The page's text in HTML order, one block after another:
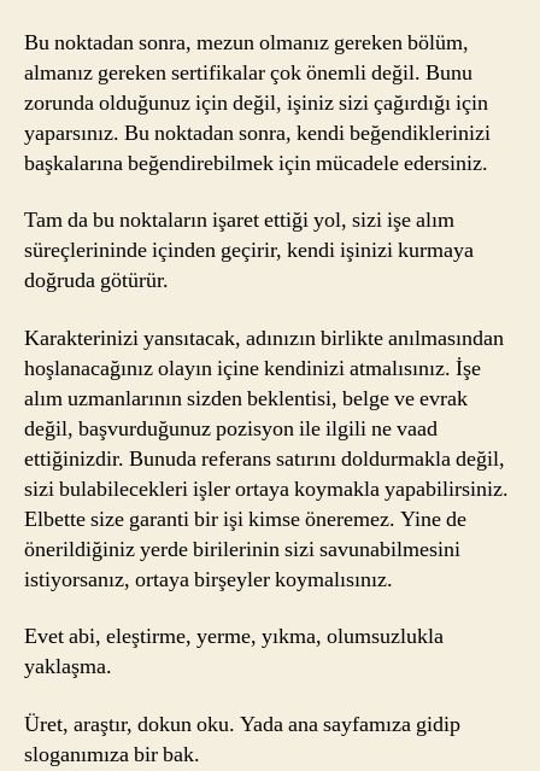
Bu noktadan sonra, mezun olmanız gereken bölüm,
almanız gereken sertifikalar çok önemli değil. Bunu
zorunda olduğunuz için değil, işiniz sizi çağırdığı için
yaparsınız. Bu noktadan sonra, kendi beğendiklerinizi
başkalarına beğendirebilmek için mücadele edersiniz.
Tam da bu noktaların işaret ettiği yol, sizi işe alım
süreçlerininde içinden geçirir, kendi işinizi kurmaya
doğruda götürür.
Karakterinizi yansıtacak, adınızın birlikte anılmasından
hoşlanacağınız olayın içine kendinizi atmalısınız. İşe
alım uzmanlarının sizden beklentisi, belge ve evrak
değil, başvurduğunuz pozisyon ile ilgili ne vaad
ettiğinizdir. Bunuda referans satırını doldurmakla değil,
sizi bulabilecekleri işler ortaya koymakla yapabilirsiniz.
Elbette size garanti bir işi kimse öneremez. Yine de
önerildiğiniz yerde birilerinin sizi savunabilmesini
istiyorsanız, ortaya birşeyler koymalısınız.
Evet abi, eleştirme, yerme, yıkma, olumsuzlukla
yaklaşma.
Üret, araştır, dokun oku. Yada ana sayfamıza gidip
sloganımıza bir bak.